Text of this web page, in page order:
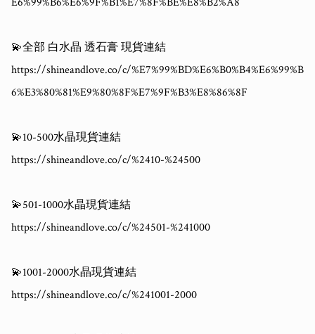
💫全部 白水晶 透石膏 現貨連結
https://shineandlove.co/c/%E7%99%BD%E6%B0%B4%E6%99%B
6%E3%80%81%E9%80%8F%E7%9F%B3%E8%86%8F
💫10-500水晶現貨連結
https://shineandlove.co/c/%2410-%24500
💫501-1000水晶現貨連結
https://shineandlove.co/c/%24501-%241000
💫1001-2000水晶現貨連結
https://shineandlove.co/c/%241001-2000